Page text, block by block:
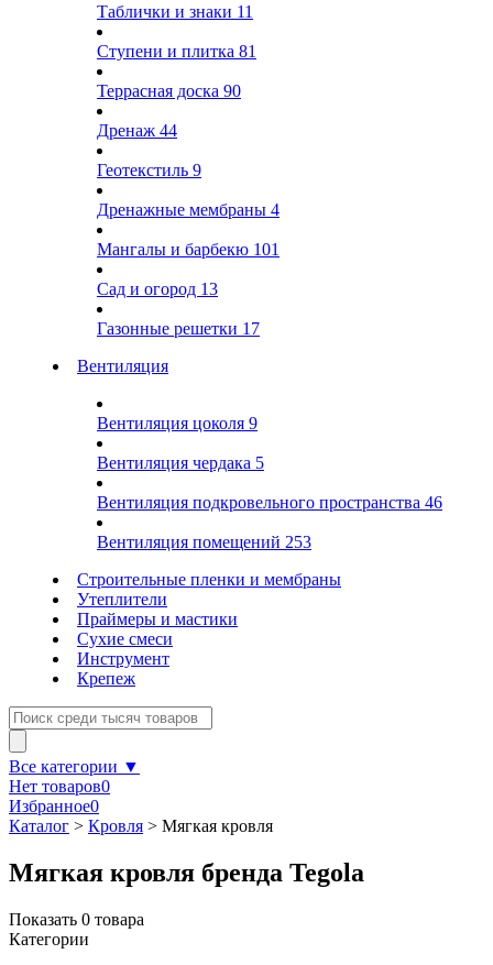
Таблички и знаки 11
Ступени и плитка 81
Террасная доска 90
Дренаж 44
Геотекстиль 9
Дренажные мембраны 4
Мангалы и барбекю 101
Сад и огород 13
Газонные решетки 17
Вентиляция
Вентиляция цоколя 9
Вентиляция чердака 5
Вентиляция подкровельного пространства 46
Вентиляция помещений 253
Строительные пленки и мембраны
Утеплители
Праймеры и мастики
Сухие смеси
Инструмент
Крепеж
Все категории ▼
Нет товаров0
Избранное0
Каталог > Кровля > Мягкая кровля
Мягкая кровля бренда Tegola
Показать 0 товара
Категории